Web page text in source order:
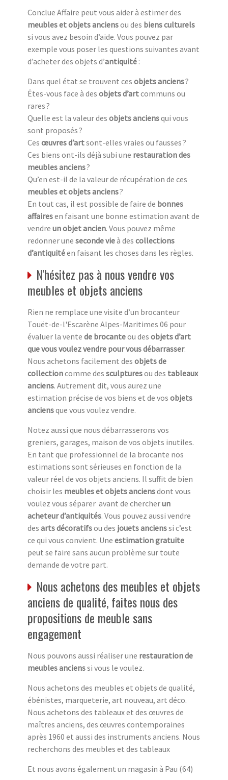
Conclue Affaire peut vous aider à estimer des
meubles et objets anciensou des biens culturels
si vous avez besoin d’aide. Vous pouvez par
exemple vous poser les questions suivantes avant
d’acheter des objets d’antiquité :
Dans quel état se trouvent ces objets anciens?
Êtes-vous face à des objets d’artcommuns ou
rares ?
Quelle est la valeur des objets anciensqui vous
sont proposés ?
Ces œuvres d’artsont-elles vraies ou fausses ?
Ces biens ont-ils déjà subi une restauration des
meubles anciens?
Qu’en est-il de la valeur de récupération de ces
meubles et objets anciens?
En tout cas, il est possible de faire de bonnes
affairesen faisant une bonne estimation avant de
vendre un objet ancien. Vous pouvez même
redonner une seconde vieà des collections
d’antiquitéen faisant les choses dans les règles.
N'hésitez pas à nous vendre vos
meubles et objets anciens
Rien ne remplace une visite d’un brocanteur
Touët-de-l'Escarène Alpes-Maritimes 06 pour
évaluer la vente de brocanteou des objets d’art
que vous voulez vendre pour vous débarrasser.
Nous achetons facilement des objets de
collectioncomme des sculpturesou des tableaux
anciens. Autrement dit, vous aurez une
estimation précise de vos biens et de vos objets
anciensque vous voulez vendre.
Notez aussi que nous débarrasserons vos
greniers, garages, maison de vos objets inutiles.
En tant que professionnel de la brocante nos
estimations sont sérieuses en fonction de la
valeur réel de vos objets anciens. Il suffit de bien
choisir les meubles et objets anciensdont vous
voulez vous séparer avant de chercherun
acheteur d’antiquités. Vous pouvez aussi vendre
des arts décoratifsou des jouets ancienssi c’est
ce qui vous convient. Une estimation gratuite
peut se faire sans aucun problème sur toute
demande de votre part.
Nous achetons des meubles et objets
anciens de qualité, faites nous des
propositions de meuble sans
engagement
Nous pouvons aussi réaliser une restauration de
meubles ancienssi vous le voulez.
Nous achetons des meubles et objets de qualité,
ébénistes, marqueterie, art nouveau, art déco.
Nous achetons des tableaux et des œuvres de
maîtres anciens, des œuvres contemporaines
après 1960 et aussi des instruments anciens. Nous
recherchons des meubles et des tableaux
Et nous avons également un magasin à Pau (64)